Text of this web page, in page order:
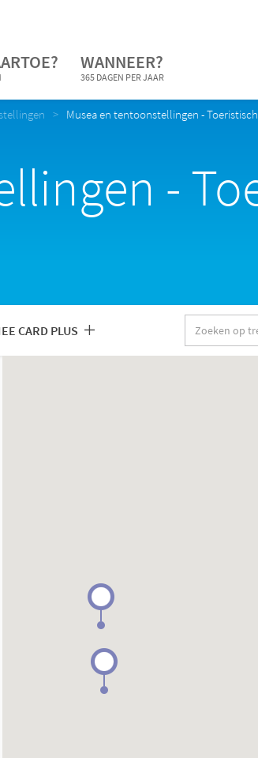
WANNEER?
365 DAGEN PER JAAR
Musea en tentoonstellingen -
-
CARD PLUS
op
trefwoord